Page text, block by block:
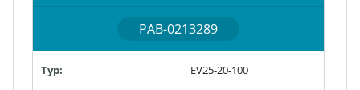
PAB-0213289
Typ: EV25-20-100